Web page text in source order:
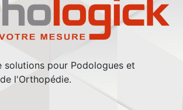
solutions pour Podologues et
l'Orthopédie.